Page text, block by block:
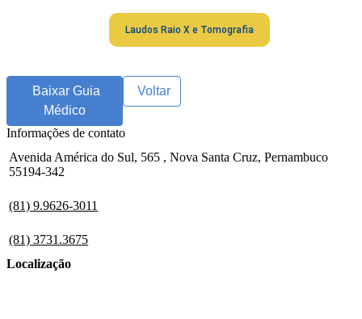
Laudos Raio X e Tomografia
Baixar Guia
Médico
Voltar
Informações de contato
Avenida América do Sul, 565 , Nova Santa Cruz, Pernambuco
55194-342
(81) 9.9626-3011
(81) 3731.3675
Localização